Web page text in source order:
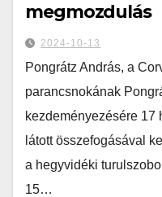
megmozdulás
2024-10-13
Pongrátz András, a
parancsnokának
kezdeményezésére 17
látott összefogásával
a hegyvidéki
15…